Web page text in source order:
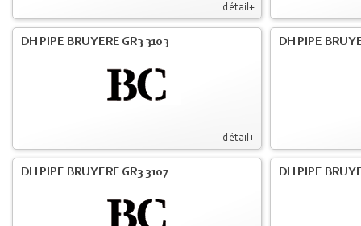
détail+
détail+
DH PIPE BRUYERE GR3 3103 DH PIPE
DH PIPE BRUYERE GR3 3107 DH PIPE